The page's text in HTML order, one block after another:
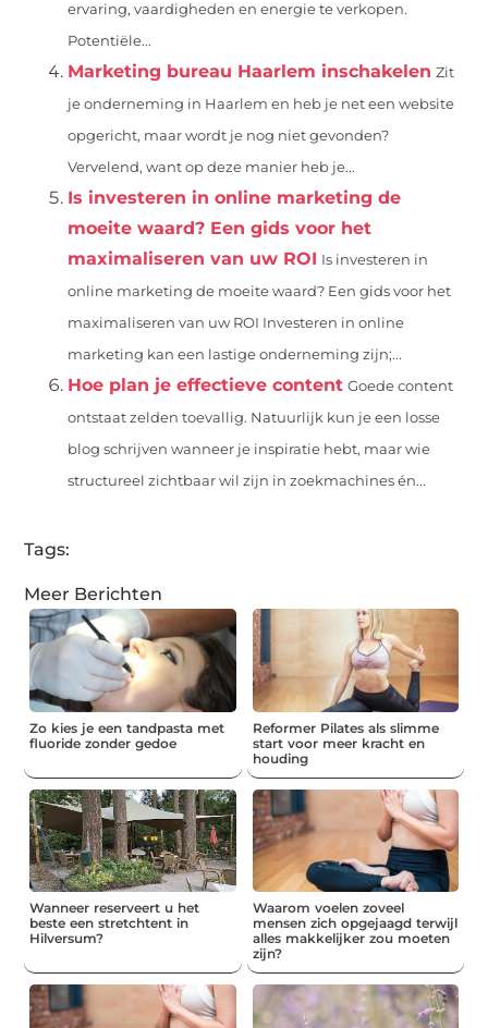
ervaring, vaardigheden en energie te verkopen.
Potentiële...
Marketing bureau Haarlem inschakelen Zit
je onderneming in Haarlem en heb je net een website
opgericht, maar wordt je nog niet gevonden?
Vervelend, want op deze manier heb je...
Is investeren in online marketing de
moeite waard? Een gids voor het
maximaliseren van uw ROI Is investeren in
online marketing de moeite waard? Een gids voor het
maximaliseren van uw ROI Investeren in online
marketing kan een lastige onderneming zijn;...
Hoe plan je effectieve content Goede content
ontstaat zelden toevallig. Natuurlijk kun je een losse
blog schrijven wanneer je inspiratie hebt, maar wie
structureel zichtbaar wil zijn in zoekmachines én...
Tags:
Meer Berichten
Zo kies je een tandpasta met
fluoride zonder gedoe
Reformer Pilates als slimme
start voor meer kracht en
houding
Wanneer reserveert u het
beste een stretchtent in
Hilversum?
Waarom voelen zoveel
mensen zich opgejaagd terwijl
alles makkelijker zou moeten
zijn?